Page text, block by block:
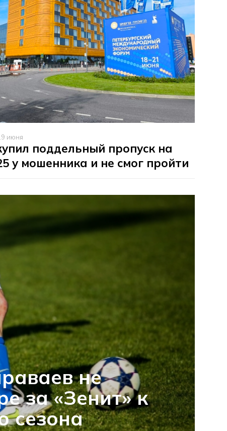
июня
поддельный пропуск на
у мошенника и не смог пройти
не
за «Зенит» к
сезона